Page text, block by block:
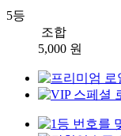
5등
조합
5,000 원